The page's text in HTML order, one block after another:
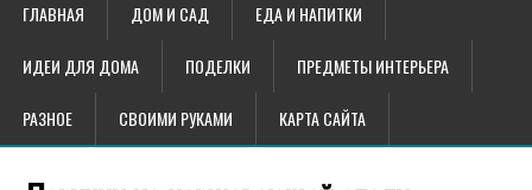
ГЛАВНАЯ ДОМ И САД ЕДА И НАПИТКИ
ИДЕИ ДЛЯ ДОМА ПОДЕЛКИ ПРЕДМЕТЫ ИНТЕРЬЕРА
РАЗНОЕ СВОИМИ РУКАМИ КАРТА САЙТА